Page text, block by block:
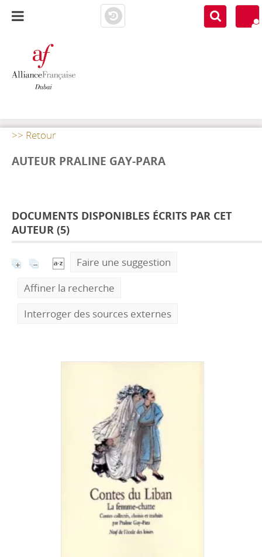
>> Retour
AUTEUR PRALINE GAY-PARA
DOCUMENTS DISPONIBLES ÉCRITS PAR CET
AUTEUR (5)
Faire une suggestion
Affiner la recherche
Interroger des sources externes